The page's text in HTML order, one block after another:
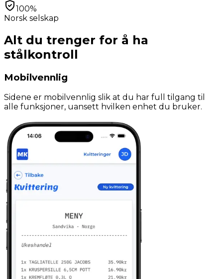
100%
Norsk selskap
Alt du trenger for å ha
stålkontroll
Mobilvennlig
Sidene er mobilvennlig slik at du har full tilgang til
alle funksjoner, uansett hvilken enhet du bruker.